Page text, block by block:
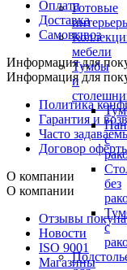
Готовые
мебели
Тумбы
и
с
без
с
Оплата
Доставка
Самовывоз
Информация для
Информация для
Политика
Гарантия и
Часто
Договор
О компании
О компании
Отзывы
Новости
ISO 9001
Магазины